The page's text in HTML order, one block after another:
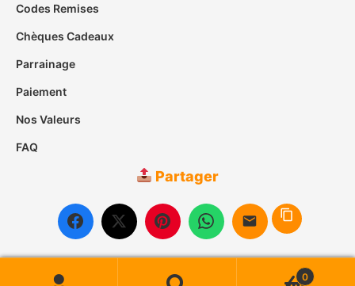
Codes Remises
Chèques Cadeaux
Parrainage
Paiement
Nos Valeurs
FAQ
Partager
0